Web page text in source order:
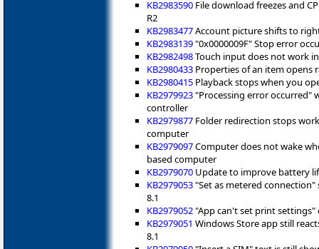
KB2983590 File download freezes and
R2
KB2983477Account picture shifts to
KB2983139"0x0000009F" Stop error
KB2982498Touch input does not work
KB2980433 Properties of an item opens
KB2980415 Playback stops when you
KB2979923"Processing error occurred"
controller
KB2979877 Folder redirection stops
computer
KB2979097Computer does not wake
based computer
KB2979070 Update to improve battery
KB2979053"Set as metered connection"
8.1
KB2979052"App can't set print settings"
KB2979051 Windows Store app still
8.1